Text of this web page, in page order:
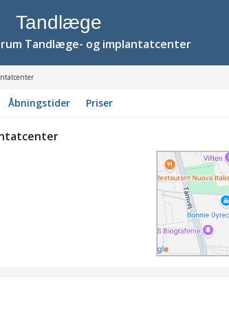
Tandlæge
Tandlæge- og implantatcenter
Åbningstider Priser